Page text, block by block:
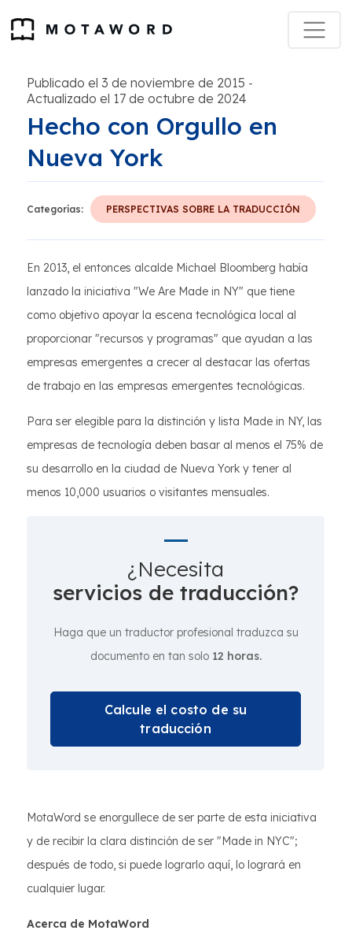
Publicado el 3 de noviembre de 2015 -
Actualizado el 17 de octubre de 2024
Hecho con Orgullo en
Nueva York
Categorías: PERSPECTIVAS SOBRE LA TRADUCCIÓN
En 2013, el entonces alcalde Michael Bloomberg había
lanzado la iniciativa "We Are Made in NY" que tiene
como objetivo apoyar la escena tecnológica local al
proporcionar "recursos y programas" que ayudan a las
empresas emergentes a crecer al destacar las ofertas
de trabajo en las empresas emergentes tecnológicas.
Para ser elegible para la distinción y lista Made in NY, las
empresas de tecnología deben basar al menos el 75% de
su desarrollo en la ciudad de Nueva York y tener al
menos 10,000 usuarios o visitantes mensuales.
¿Necesita
servicios de traducción?
Haga que un traductor profesional traduzca su
documento en tan solo 12 horas.
Calcule el costo de su
traducción
MotaWord se enorgullece de ser parte de esta iniciativa
y de recibir la clara distinción de ser "Made in NYC";
después de todo, si puede lograrlo aquí, lo logrará en
cualquier lugar.
Acerca de MotaWord